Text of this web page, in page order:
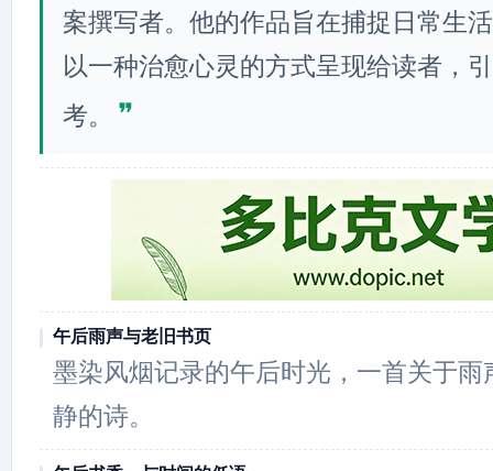
案撰写者。他的作品旨在捕捉日常生
以一种治愈心灵的方式呈现给读者，
考。
❞
午后雨声与老旧书页
墨染风烟记录的午后时光，一首关于雨
静的诗。